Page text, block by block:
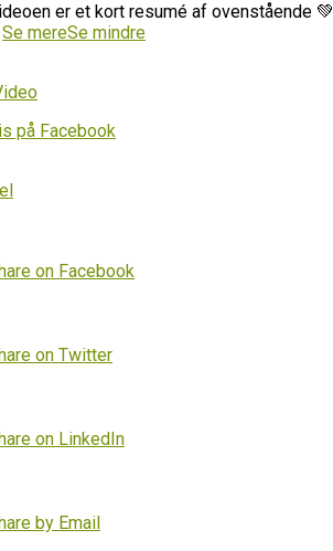
er et kort resumé af ovenstående 💚
Se mereSe mindre
på Facebook
on Facebook
on Twitter
on LinkedIn
by Email